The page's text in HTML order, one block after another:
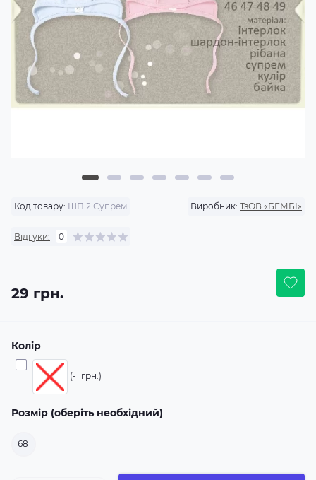
Код товару: ШП 2 Супрем Виробник: ТзОВ «БЕМБІ»
Відгуки: 0
29 грн.
Колір
(-1 грн.)
Розмір (оберіть необхідний)
68